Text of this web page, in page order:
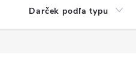
Darček podľa typu